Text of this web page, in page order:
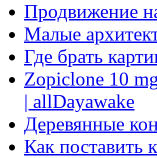
Продвижение
Малые
Где брать
Zopiclone 10
| allDayawake
Деревянные
Как поставить